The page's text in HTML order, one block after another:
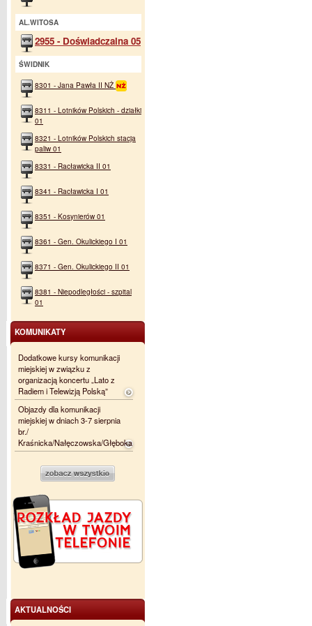
AL.WITOSA
2955 - Doświadczalna 05
ŚWIDNIK
8301 - Jana Pawła II NŻ
8311 - Lotników Polskich - działki
01
8321 - Lotników Polskich stacja
paliw 01
8331 - Racławicka II 01
8341 - Racławicka I 01
8351 - Kosynierów 01
8361 - Gen. Okulickiego I 01
8371 - Gen. Okulickiego II 01
8381 - Niepodległości - szpital
01
KOMUNIKATY
Dodatkowe kursy komunikacji
miejskiej w związku z
organizacją koncertu „Lato z
Radiem i Telewizją Polską”
Objazdy dla komunikacji
miejskiej w dniach 3-7 sierpnia
br./
Kraśnicka/Nałęczowska/Głęboka
AKTUALNOŚCI